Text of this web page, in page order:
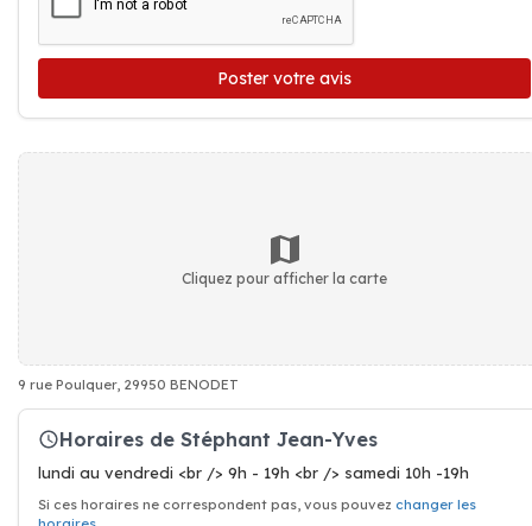
Poster votre avis
Cliquez pour afficher la carte
9 rue Poulquer, 29950 BENODET
Horaires de Stéphant Jean-Yves
lundi au vendredi <br /> 9h - 19h <br /> samedi 10h -19h
Si ces horaires ne correspondent pas, vous pouvez changer les